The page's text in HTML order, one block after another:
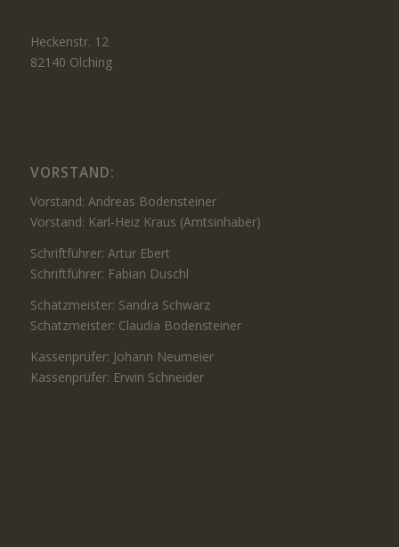
Heckenstr. 12
82140 Olching
VORSTAND:
Vorstand: Andreas Bodensteiner
Vorstand: Karl-Heiz Kraus (Amtsinhaber)
Schriftführer: Artur Ebert
Schriftführer: Fabian Duschl
Schatzmeister: Sandra Schwarz
Schatzmeister: Claudia Bodensteiner
Kassenprüfer: Johann Neumeier
Kassenprüfer: Erwin Schneider